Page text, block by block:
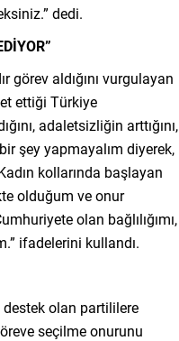
dedi.
görev aldığını vurgulayan
ettiği Türkiye
adaletsizliğin arttığını,
şey yapmayalım diyerek,
kollarında başlayan
olduğum ve onur
olan bağlılığımı,
ifadelerini kullandı.
destek olan partililere
seçilme onurunu